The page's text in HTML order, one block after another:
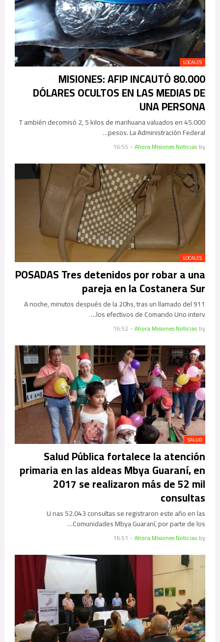
LOCALES
MISIONES: AFIP INCAUTÓ 80.000
DÓLARES OCULTOS EN LAS MEDIAS DE
UNA PERSONA
T ambién decomisó 2, 5 kilos de marihuana valuados en 45.000
pesos. La Administración Federal…
by
Ahora Misiones Noticias
-
16:55
LOCALES
POSADAS Tres detenidos por robar a una
pareja en la Costanera Sur
A noche, minutos después de la 20hs, tras un llamado del 911
los efectivos de Comando Uno interv…
by
Ahora Misiones Noticias
-
16:52
SALUD
Salud Pública fortalece la atención
primaria en las aldeas Mbya Guaraní, en
2017 se realizaron más de 52 mil
consultas
U nas 52.043 consultas se registraron este año en las
Comunidades Mbya Guaraní, por parte de los…
by
Ahora Misiones Noticias
-
16:51